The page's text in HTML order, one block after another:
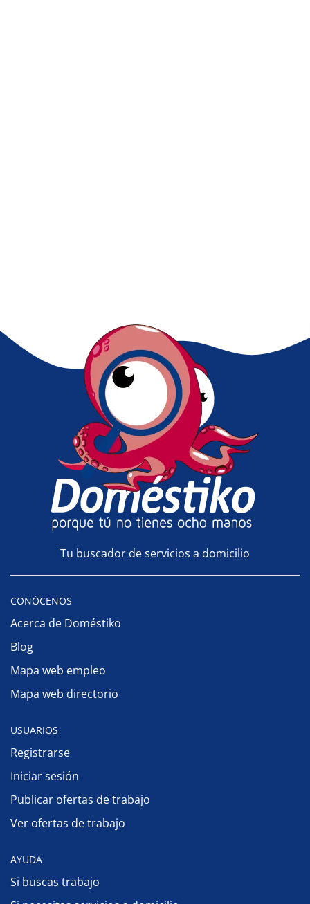
Tu buscador de servicios a domicilio
CONÓCENOS
Acerca de Doméstiko
Blog
Mapa web empleo
Mapa web directorio
USUARIOS
Registrarse
Iniciar sesión
Publicar ofertas de trabajo
Ver ofertas de trabajo
AYUDA
Si buscas trabajo